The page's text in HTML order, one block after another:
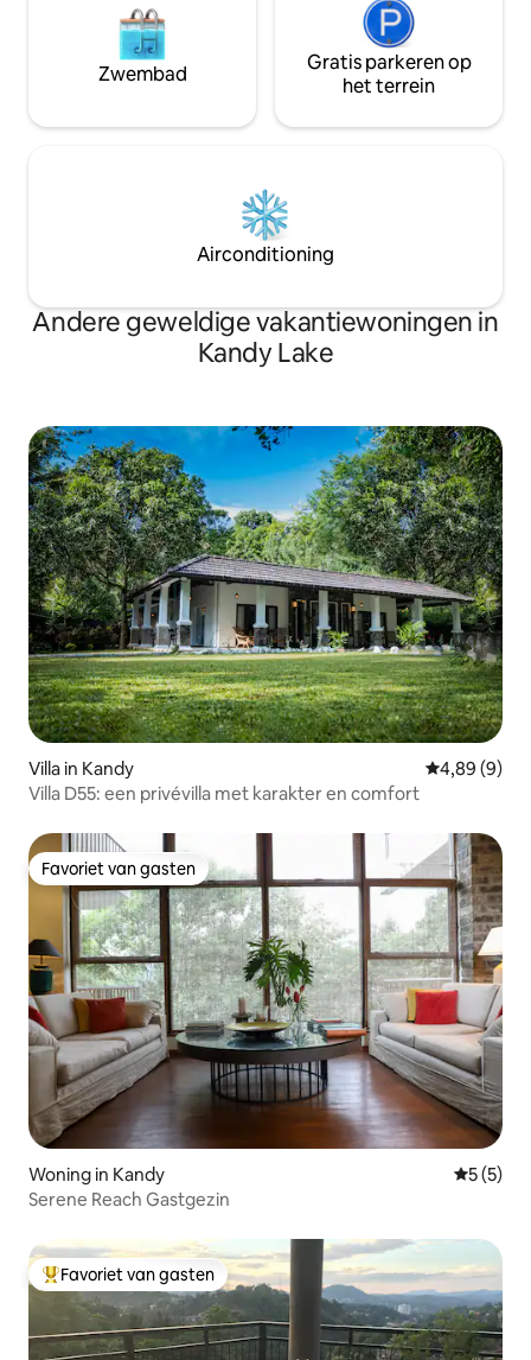
Zwembad
Gratis parkeren op
het terrein
Airconditioning
Andere geweldige vakantiewoningen in
Kandy Lake
Villa in Kandy Gemiddelde
4,89 (9)
Villa D55: een privévilla met karakter en comfort
Favoriet van gasten
Favoriet van gasten
Woning in Kandy
5 (5)
Serene Reach Gastgezin
Topfavoriet van gasten
Favoriet van gasten